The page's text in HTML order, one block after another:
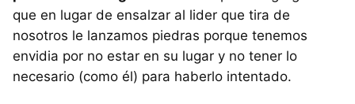
que en lugar de ensalzar al lider que tira de
nosotros le lanzamos piedras porque tenemos
envidia por no estar en su lugar y no tener lo
necesario (como él) para haberlo intentado.